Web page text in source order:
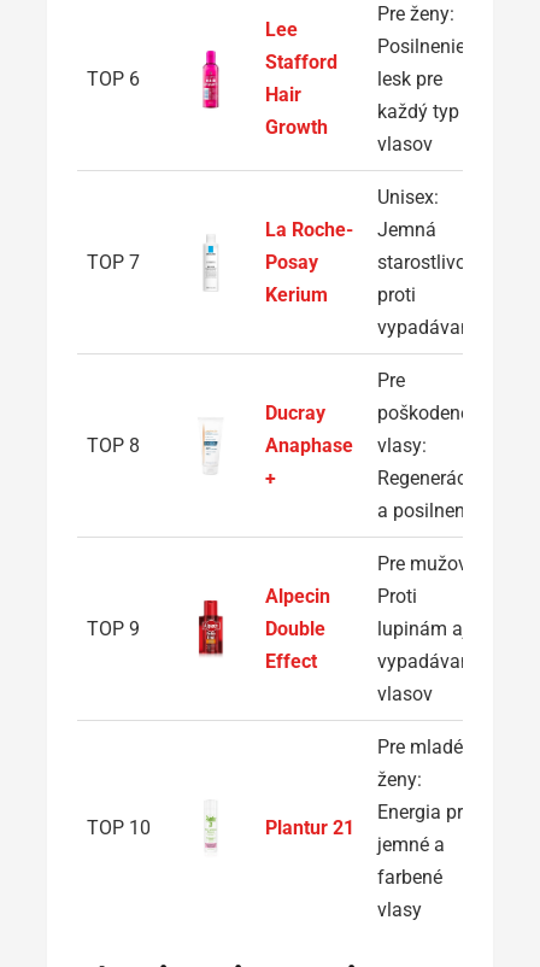
TOP 6
Lee
Stafford
Hair
Growth
Pre ženy:
Posilnenie a
lesk pre
každý typ
vlasov
TOP 7
La Roche-
Posay
Kerium
Unisex:
Jemná
starostlivosť
proti
vypadávaniu
TOP 8
Ducray
Anaphase
+
Pre
poškodené
vlasy:
Regenerácia
a posilnenie
TOP 9
Alpecin
Double
Effect
Pre mužov:
Proti
lupinám aj
vypadávaniu
vlasov
TOP 10 Plantur 21
Pre mladé
ženy:
Energia pre
jemné a
farbené
vlasy